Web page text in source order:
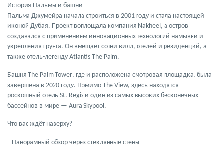
История Пальмы и башни
Пальма Джумейра начала строиться в 2001 году и стала настоящей
иконой Дубая. Проект воплощала компания Nakheel, а остров
создавался с применением инновационных технологий намывки и
укрепления грунта. Он вмещает сотни вилл, отелей и резиденций, а
также отель-легенду Atlantis The Palm.
Башня The Palm Tower, где и расположена смотровая площадка, была
завершена в 2020 году. Помимо The View, здесь находятся
роскошный отель St. Regis и один из самых высоких бесконечных
бассейнов в мире — Aura Skypool.
Что вас ждёт наверху?
· Панорамный обзор через стеклянные стены